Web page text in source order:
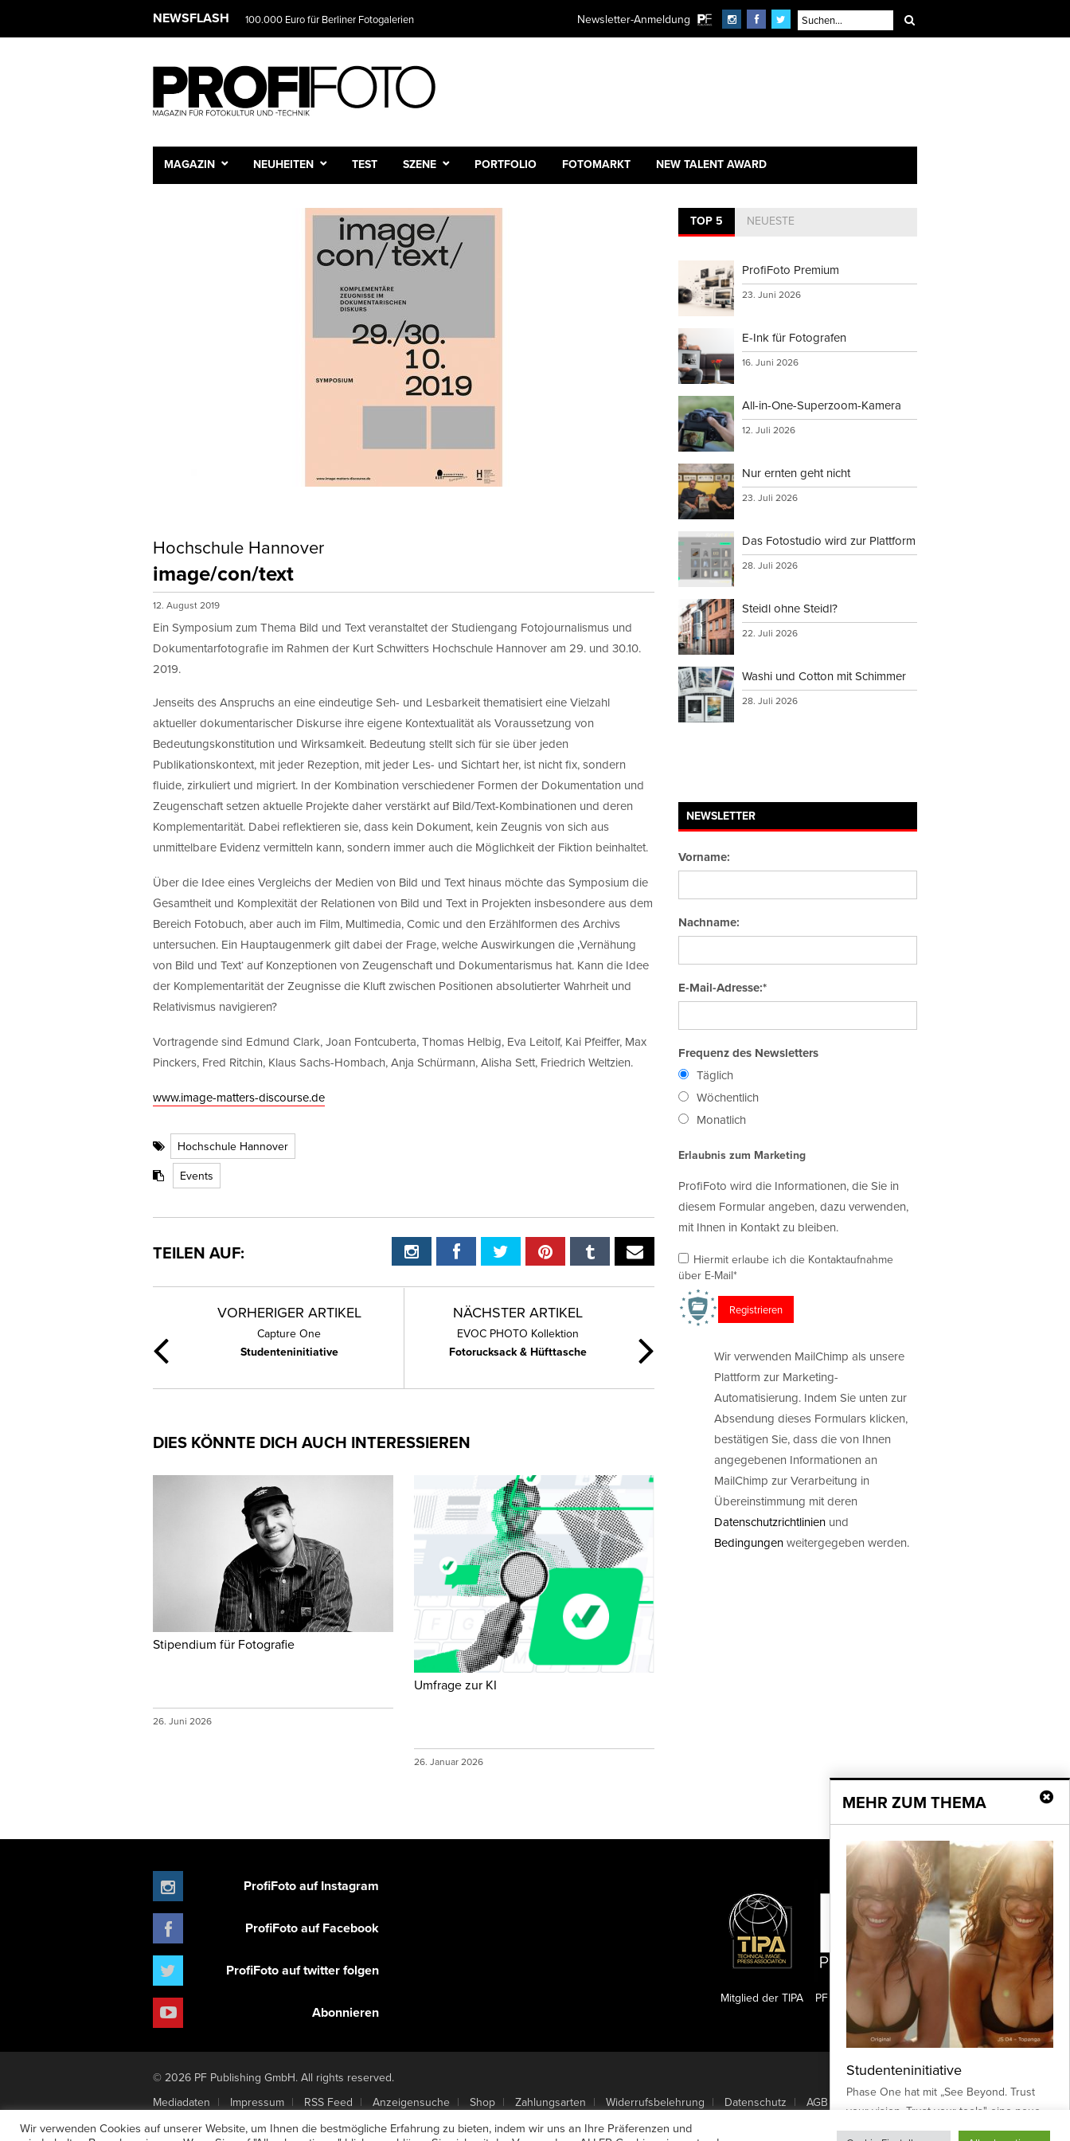
NEWSFLASH 100.000 Euro für Berliner Fotogalerien Newsletter-Anmeldung
MAGAZIN NEUHEITEN TEST SZENE PORTFOLIO FOTOMARKT NEW TALENT AWARD
Hochschule Hannover
image/con/text
12. August 2019
Ein Symposium zum Thema Bild und Text veranstaltet der Studiengang Fotojournalismus und
Dokumentarfotografie im Rahmen der Kurt Schwitters Hochschule Hannover am 29. und 30.10.
2019.
Jenseits des Anspruchs an eine eindeutige Seh- und Lesbarkeit thematisiert eine Vielzahl
aktueller dokumentarischer Diskurse ihre eigene Kontextualität als Voraussetzung von
Bedeutungskonstitution und Wirksamkeit. Bedeutung stellt sich für sie über jeden
Publikationskontext, mit jeder Rezeption, mit jeder Les- und Sichtart her, ist nicht fix, sondern
fluide, zirkuliert und migriert. In der Kombination verschiedener Formen der Dokumentation und
Zeugenschaft setzen aktuelle Projekte daher verstärkt auf Bild/Text-Kombinationen und deren
Komplementarität. Dabei reflektieren sie, dass kein Dokument, kein Zeugnis von sich aus
unmittelbare Evidenz vermitteln kann, sondern immer auch die Möglichkeit der Fiktion beinhaltet.
Über die Idee eines Vergleichs der Medien von Bild und Text hinaus möchte das Symposium die
Gesamtheit und Komplexität der Relationen von Bild und Text in Projekten insbesondere aus dem
Bereich Fotobuch, aber auch im Film, Multimedia, Comic und den Erzählformen des Archivs
untersuchen. Ein Hauptaugenmerk gilt dabei der Frage, welche Auswirkungen die ‚Vernähung
von Bild und Text‘ auf Konzeptionen von Zeugenschaft und Dokumentarismus hat. Kann die Idee
der Komplementarität der Zeugnisse die Kluft zwischen Positionen absolutierter Wahrheit und
Relativismus navigieren?
Vortragende sind Edmund Clark, Joan Fontcuberta, Thomas Helbig, Eva Leitolf, Kai Pfeiffer, Max
Pinckers, Fred Ritchin, Klaus Sachs-Hombach, Anja Schürmann, Alisha Sett, Friedrich Weltzien.
www.image-matters-discourse.de
Hochschule Hannover
Events
TEILEN AUF:
VORHERIGER ARTIKEL
Capture One
Studenteninitiative
NÄCHSTER ARTIKEL
EVOC PHOTO Kollektion
Fotorucksack & Hüfttasche
DIES KÖNNTE DICH AUCH INTERESSIEREN
Stipendium für Fotografie
26. Juni 2026
Umfrage zur KI
26. Januar 2026
TOP 5 NEUESTE
ProfiFoto Premium
23. Juni 2026
E-Ink für Fotografen
16. Juni 2026
All-in-One-Superzoom-Kamera
12. Juli 2026
Nur ernten geht nicht
23. Juli 2026
Das Fotostudio wird zur Plattform
28. Juli 2026
Steidl ohne Steidl?
22. Juli 2026
Washi und Cotton mit Schimmer
28. Juli 2026
NEWSLETTER
Vorname:
Nachname:
E-Mail-Adresse:*
Frequenz des Newsletters
Täglich
Wöchentlich
Monatlich
Erlaubnis zum Marketing
ProfiFoto wird die Informationen, die Sie in
diesem Formular angeben, dazu verwenden,
mit Ihnen in Kontakt zu bleiben.
Hiermit erlaube ich die Kontaktaufnahme
über E-Mail*
Wir verwenden MailChimp als unsere
Plattform zur Marketing-
Automatisierung. Indem Sie unten zur
Absendung dieses Formulars klicken,
bestätigen Sie, dass die von Ihnen
angegebenen Informationen an
MailChimp zur Verarbeitung in
Übereinstimmung mit deren
Datenschutzrichtlinien und
Bedingungenweitergegeben werden.
MEHR ZUM THEMA
Studenteninitiative
Phase One hat mit „See Beyond. Trust
your vision. Trust your tools" eine neue
Studenteninitiative gestartet, bei der
ProfiFoto auf Instagram
ProfiFoto auf Facebook
ProfiFoto auf twitter folgen
Abonnieren
PF Publishing GmbH
Mitglied der TIPA
© 2026 PF Publishing GmbH. All rights reserved.
Nach oben
Mediadaten
Impressum RSS Feed Anzeigensuche Shop Zahlungsarten Widerrufsbelehrung Datenschutz
AGB
Newsletter-Anmeldung
Verträge hier kündigen Mein Account Passwort vergessen
Wir verwenden Cookies auf unserer Website, um Ihnen die bestmögliche Erfahrung zu bieten, indem wir uns an Ihre Präferenzen und